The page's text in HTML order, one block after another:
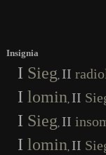
Insignia
I Sieg, II
I lomin, II
I Sieg, II
I lomin, II